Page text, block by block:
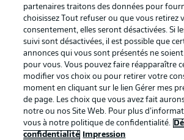
Mentions Légales Gérer
Déclaration de
confidentialité
Travaux Contact
Impression Joueurs
partenaires traitons des données pour
choisissez Tout refuser ou que vous retirez
consentement, elles seront désactivées. Si
suivi sont désactivées, il est possible que
annonces qui vous sont présentés ne
pour vous. Vous pouvez faire réapparaître
modifier vos choix ou pour retirer votre
moment en cliquant sur le lien Gérer mes
de page. Les choix que vous avez fait
notre ou nos Site Web. Pour plus
vous à notre politique de confidentialité.
confidentialité
Impression